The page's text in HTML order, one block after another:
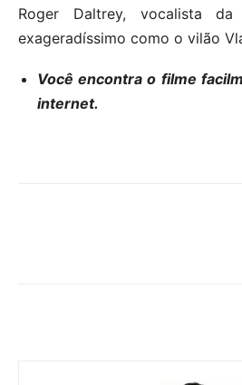
Roger Daltrey, vocalista da
exageradíssimo como o vilão
Você encontra o filme
internet.